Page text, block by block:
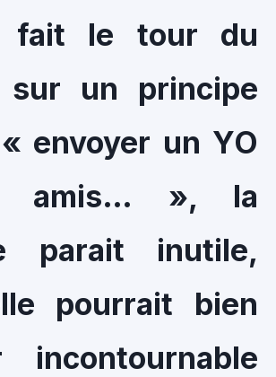
fait le tour du
sur un principe
envoyer un YO
amis… », la
parait inutile,
pourrait bien
incontournable